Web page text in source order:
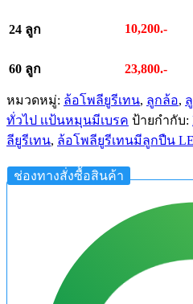
24 ลูก 10,200.-
60 ลูก 23,800.-
หมวดหมู่: ล้อโพลียูรีเทน, ลูกล้อ,
ทั่วไป เเป้นหมุนมีเบรค ป้ายกำกับ:
ลียูรีเทน, ล้อโพลียูรีเทนมีลูกปืน
ช่องทางสั่งซื้อสินค้า